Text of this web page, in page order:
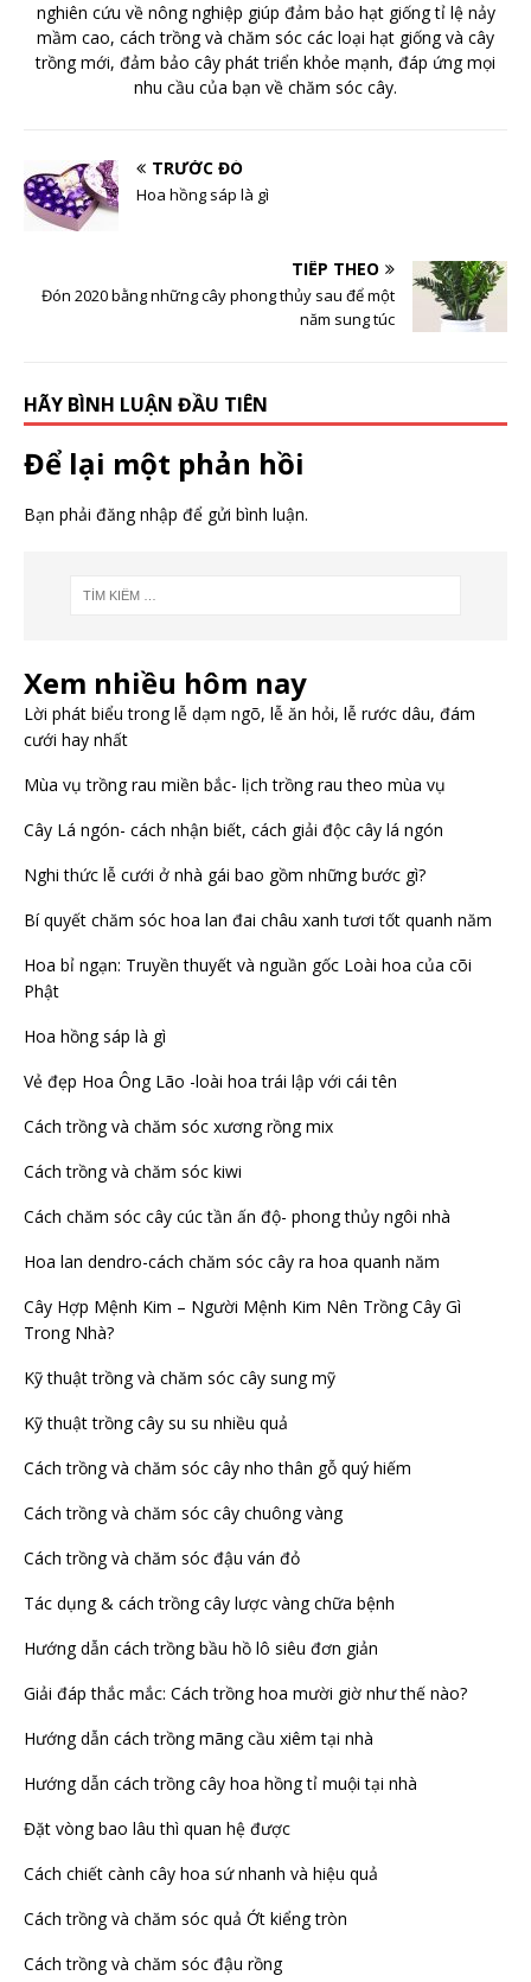
nghiên cứu về nông nghiệp giúp đảm bảo hạt giống tỉ lệ nảy
mầm cao, cách trồng và chăm sóc các loại hạt giống và cây
trồng mới, đảm bảo cây phát triển khỏe mạnh, đáp ứng mọi
nhu cầu của bạn về chăm sóc cây.
TRƯỚC ĐÓ
Hoa hồng sáp là gì
TIẾP THEO
Đón 2020 bằng những cây phong thủy sau để một
năm sung túc
HÃY BÌNH LUẬN ĐẦU TIÊN
Để lại một phản hồi
Bạn phải đăng nhập để gửi bình luận.
Xem nhiều hôm nay
Lời phát biểu trong lễ dạm ngõ, lễ ăn hỏi, lễ rước dâu, đám
cưới hay nhất
Mùa vụ trồng rau miền bắc- lịch trồng rau theo mùa vụ
Cây Lá ngón- cách nhận biết, cách giải độc cây lá ngón
Nghi thức lễ cưới ở nhà gái bao gồm những bước gì?
Bí quyết chăm sóc hoa lan đai châu xanh tươi tốt quanh năm
Hoa bỉ ngạn: Truyền thuyết và nguần gốc Loài hoa của cõi
Phật
Hoa hồng sáp là gì
Vẻ đẹp Hoa Ông Lão -loài hoa trái lập với cái tên
Cách trồng và chăm sóc xương rồng mix
Cách trồng và chăm sóc kiwi
Cách chăm sóc cây cúc tần ấn độ- phong thủy ngôi nhà
Hoa lan dendro-cách chăm sóc cây ra hoa quanh năm
Cây Hợp Mệnh Kim – Người Mệnh Kim Nên Trồng Cây Gì
Trong Nhà?
Kỹ thuật trồng và chăm sóc cây sung mỹ
Kỹ thuật trồng cây su su nhiều quả
Cách trồng và chăm sóc cây nho thân gỗ quý hiếm
Cách trồng và chăm sóc cây chuông vàng
Cách trồng và chăm sóc đậu ván đỏ
Tác dụng & cách trồng cây lược vàng chữa bệnh
Hướng dẫn cách trồng bầu hồ lô siêu đơn giản
Giải đáp thắc mắc: Cách trồng hoa mười giờ như thế nào?
Hướng dẫn cách trồng mãng cầu xiêm tại nhà
Hướng dẫn cách trồng cây hoa hồng tỉ muội tại nhà
Đặt vòng bao lâu thì quan hệ được
Cách chiết cành cây hoa sứ nhanh và hiệu quả
Cách trồng và chăm sóc quả Ớt kiểng tròn
Cách trồng và chăm sóc đậu rồng